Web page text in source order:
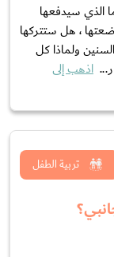
الذي سيدفعها
، هل ستتركها
ولماذا كل
اذهب إلى
تربية الطفل